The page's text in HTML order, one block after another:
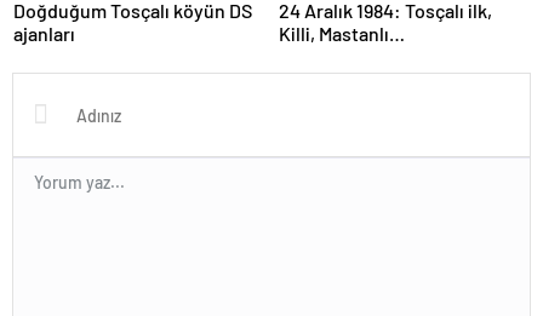
Doğduğum Tosçalı köyün DS
ajanları
24 Aralık 1984: Tosçalı ilk,
Killi, Mastanlı…